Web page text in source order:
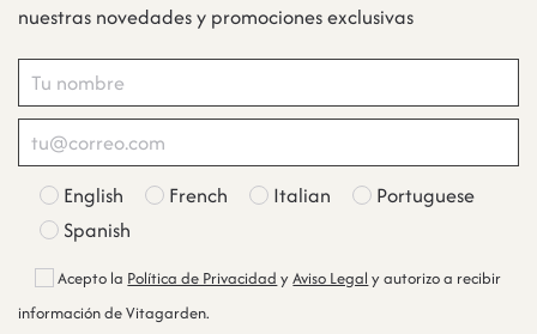
nuestras novedades y promociones exclusivas
English French Italian
Portuguese
Spanish
Acepto la Política de Privacidad yAviso Legal y autorizo a recibir
información de Vitagarden.